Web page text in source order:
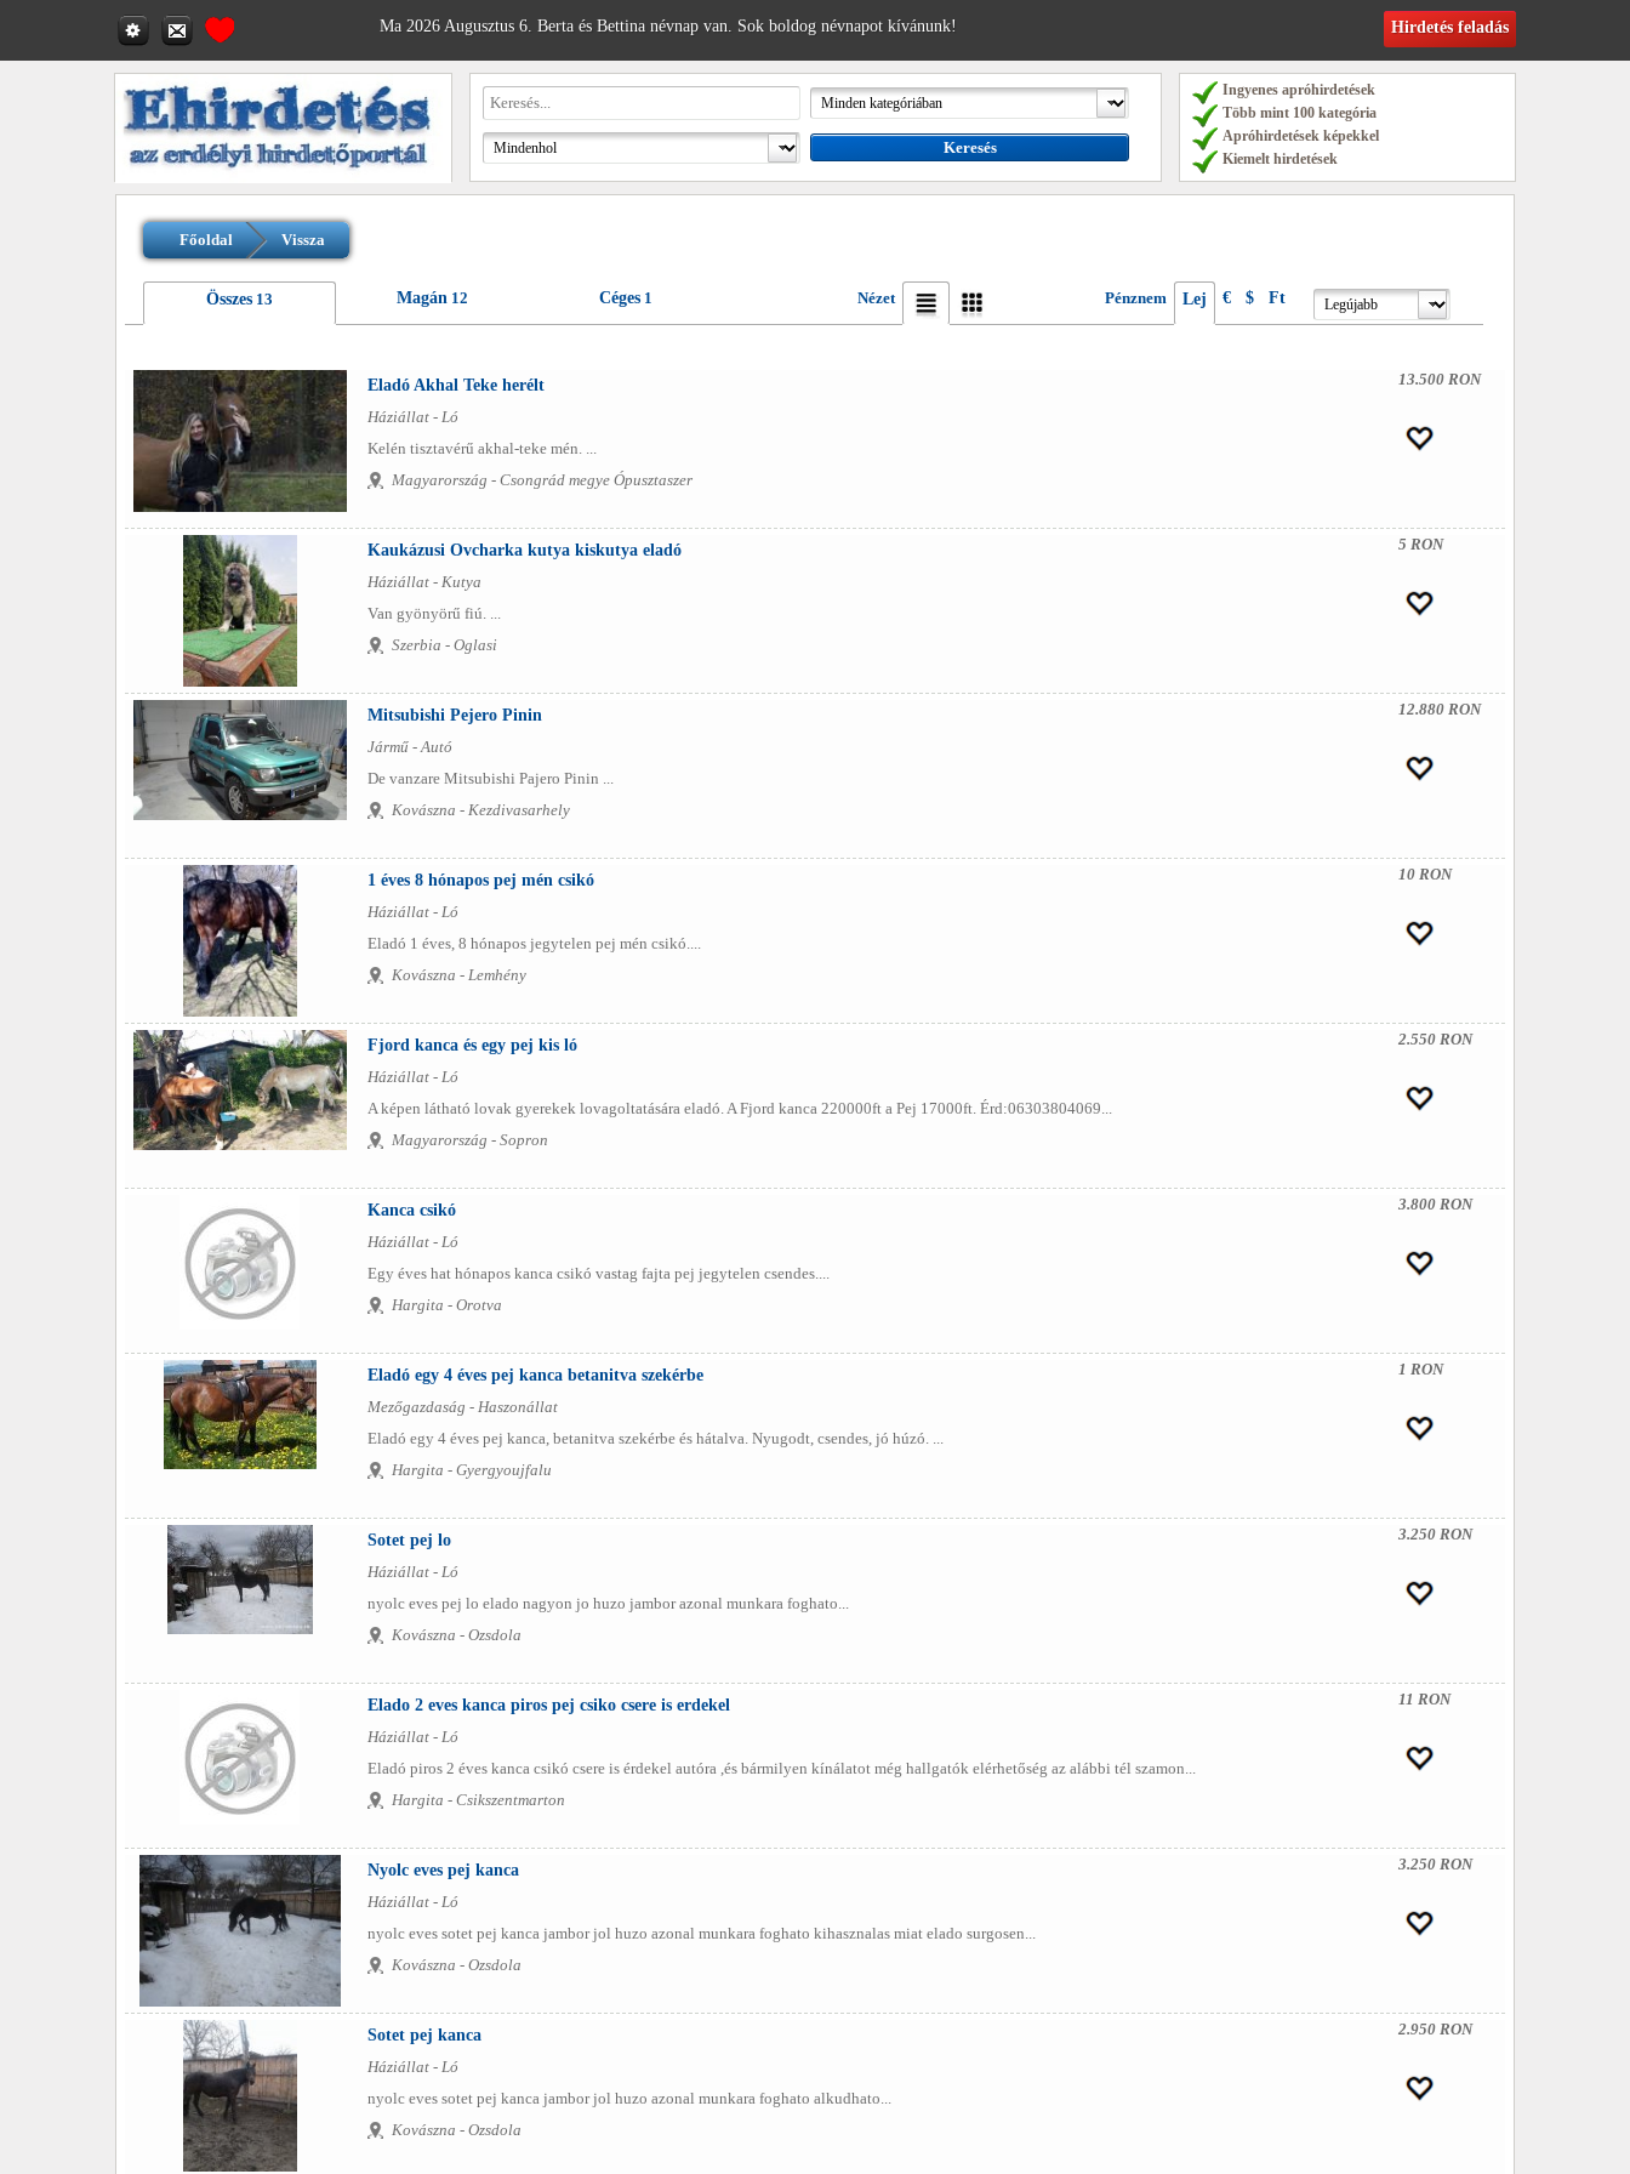
Ma 2026 Augusztus 6. Berta és Bettina névnap van. Sok boldog névnapot kívánunk! Hirdetés feladás
Ingyenes apróhirdetések
Több mint 100 kategória
Apróhirdetések képekkel
Kiemelt hirdetések
Főoldal Vissza
Összes 13 Magán 12 Céges 1 Nézet Pénznem Lej € $ Ft
Eladó Akhal Teke herélt
Háziállat - Ló
Kelén tisztavérű akhal-teke mén. ...
Magyarország - Csongrád megye Ópusztaszer
13.500 RON
Kaukázusi Ovcharka kutya kiskutya eladó
Háziállat - Kutya
Van gyönyörű fiú. ...
Szerbia - Oglasi
5 RON
Mitsubishi Pejero Pinin
Jármű - Autó
De vanzare Mitsubishi Pajero Pinin ...
Kovászna - Kezdivasarhely
12.880 RON
1 éves 8 hónapos pej mén csikó
Háziállat - Ló
Eladó 1 éves, 8 hónapos jegytelen pej mén csikó....
Kovászna - Lemhény
10 RON
Fjord kanca és egy pej kis ló
Háziállat - Ló
A képen látható lovak gyerekek lovagoltatására eladó. A Fjord kanca 220000ft a Pej 17000ft. Érd:06303804069...
Magyarország - Sopron
2.550 RON
Kanca csikó
Háziállat - Ló
Egy éves hat hónapos kanca csikó vastag fajta pej jegytelen csendes....
Hargita - Orotva
3.800 RON
Eladó egy 4 éves pej kanca betanitva szekérbe
Mezőgazdaság - Haszonállat
Eladó egy 4 éves pej kanca, betanitva szekérbe és hátalva. Nyugodt, csendes, jó húzó. ...
Hargita - Gyergyoujfalu
1 RON
Sotet pej lo
Háziállat - Ló
nyolc eves pej lo elado nagyon jo huzo jambor azonal munkara foghato...
Kovászna - Ozsdola
3.250 RON
Elado 2 eves kanca piros pej csiko csere is erdekel
Háziállat - Ló
Eladó piros 2 éves kanca csikó csere is érdekel autóra ,és bármilyen kínálatot még hallgatók elérhetőség az alábbi tél szamon...
Hargita - Csikszentmarton
11 RON
Nyolc eves pej kanca
Háziállat - Ló
nyolc eves sotet pej kanca jambor jol huzo azonal munkara foghato kihasznalas miat elado surgosen...
Kovászna - Ozsdola
3.250 RON
Sotet pej kanca
Háziállat - Ló
nyolc eves sotet pej kanca jambor jol huzo azonal munkara foghato alkudhato...
Kovászna - Ozsdola
2.950 RON